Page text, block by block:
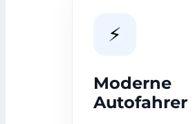
⚡
Moderne
Autofahrer